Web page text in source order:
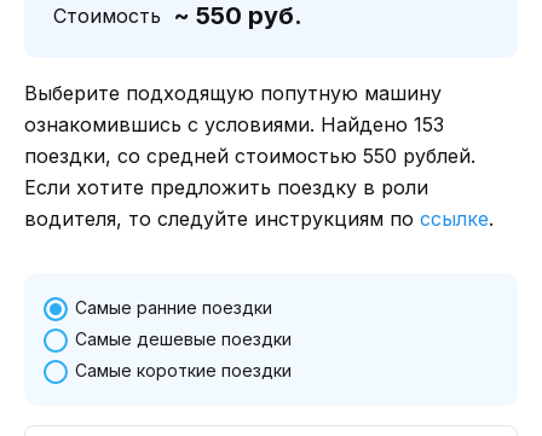
Стоимость ~ 550 руб.
Выберите подходящую попутную машину
ознакомившись с условиями. Найдено 153
поездки, со средней стоимостью 550 рублей.
Если хотите предложить поездку в роли
водителя, то следуйте инструкциям по ссылке.
Самые ранние поездки
Самые дешевые поездки
Самые короткие поездки